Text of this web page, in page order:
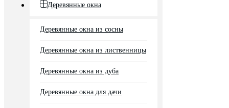
Деревянные окна
Деревянные окна из сосны
Деревянные окна из лиственницы
Деревянные окна из дуба
Деревянные окна для дачи